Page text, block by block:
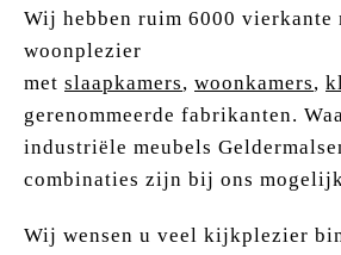
Wij hebben ruim 6000 vierkante
woonplezier
met slaapkamers, woonkamers,
gerenommeerde fabrikanten.
industriële meubels
combinaties zijn bij ons
Wij wensen u veel kijkplezier